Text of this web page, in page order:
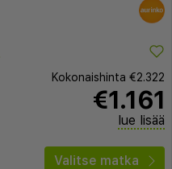
Kokonaishinta €2.322
€1.161
lue lisää
Valitse matka